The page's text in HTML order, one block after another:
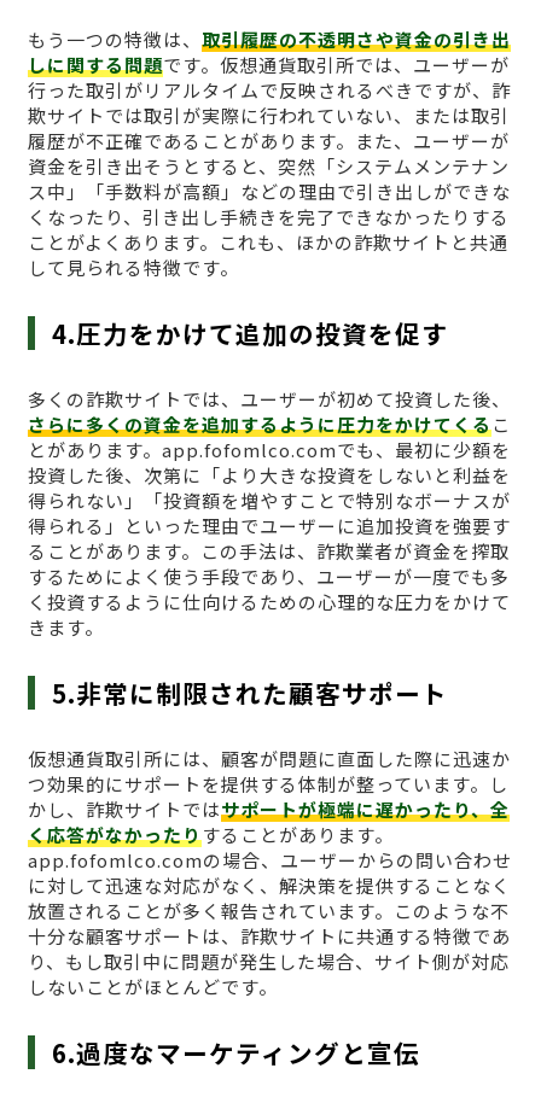
もう一つの特徴は、 取引履歴の不透明さや資金の引き出
しに関する問題です。仮想通貨取引所では、ユーザーが
行った取引がリアルタイムで反映されるべきですが、詐
欺サイトでは取引が実際に行われていない、または取引
履歴が不正確であることがあります。また、ユーザーが
資金を引き出そうとすると、突然「システムメンテナン
ス中」「手数料が高額」などの理由で引き出しができな
くなったり、引き出し手続きを完了できなかったりする
ことがよくあります。これも、ほかの詐欺サイトと共通
して見られる特徴です。
4.圧力をかけて追加の投資を促す
多くの詐欺サイトでは、ユーザーが初めて投資した後、
さらに多くの資金を追加するように圧力をかけてくるこ
とがあります。app.fofomlco.comでも、最初に少額を
投資した後、次第に「より大きな投資をしないと利益を
得られない」「投資額を増やすことで特別なボーナスが
得られる」といった理由でユーザーに追加投資を強要す
ることがあります。この手法は、詐欺業者が資金を搾取
するためによく使う手段であり、ユーザーが一度でも多
く投資するように仕向けるための心理的な圧力をかけて
きます。
5.非常に制限された顧客サポート
仮想通貨取引所には、顧客が問題に直面した際に迅速か
つ効果的にサポートを提供する体制が整っています。し
かし、詐欺サイトではサポートが極端に遅かったり、全
く応答がなかったりすることがあります。
app.fofomlco.comの場合、ユーザーからの問い合わせ
に対して迅速な対応がなく、解決策を提供することなく
放置されることが多く報告されています。このような不
十分な顧客サポートは、詐欺サイトに共通する特徴であ
り、もし取引中に問題が発生した場合、サイト側が対応
しないことがほとんどです。
6.過度なマーケティングと宣伝